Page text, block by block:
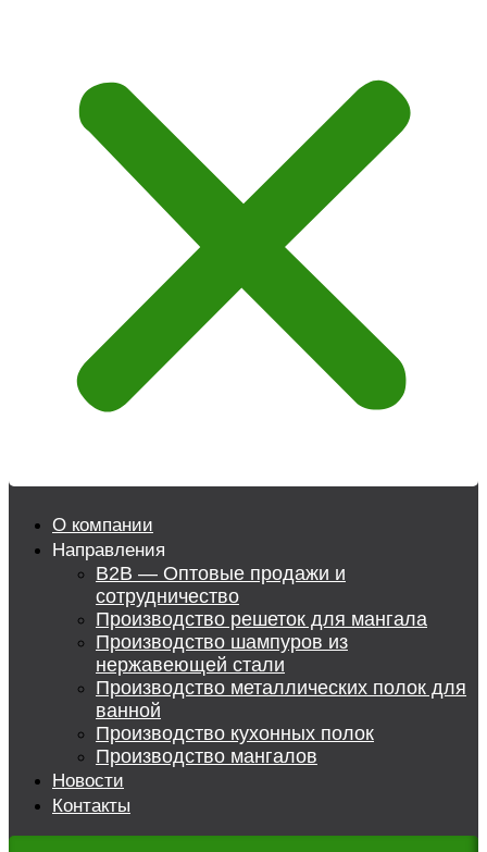
О компании
Направления
B2B — Оптовые продажи и
сотрудничество
Производство решеток для мангала
Производство шампуров из
нержавеющей стали
Производство металлических полок для
ванной
Производство кухонных полок
Производство мангалов
Новости
Контакты